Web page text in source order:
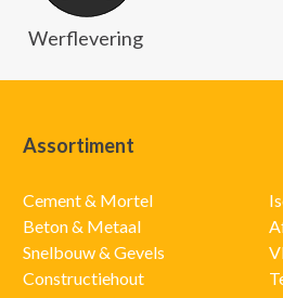
Werflevering
Assortiment
Cement & Mortel
Beton & Metaal
Snelbouw & Gevels
Constructiehout